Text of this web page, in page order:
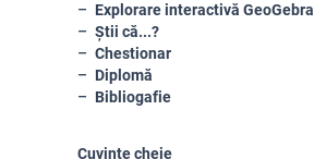
Explorare interactivă GeoGebra
Știi că...?
Chestionar
Diplomă
Bibliogafie
Cuvinte cheie